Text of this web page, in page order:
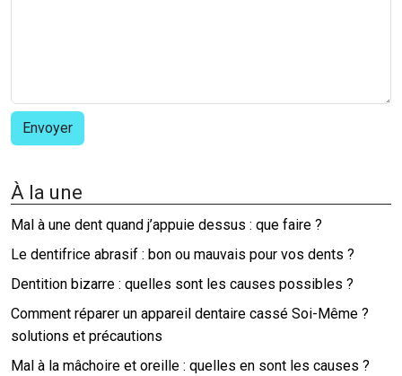
À la une
Mal à une dent quand j’appuie dessus : que faire ?
Le dentifrice abrasif : bon ou mauvais pour vos dents ?
Dentition bizarre : quelles sont les causes possibles ?
Comment réparer un appareil dentaire cassé Soi-Même ?
solutions et précautions
Mal à la mâchoire et oreille : quelles en sont les causes ?